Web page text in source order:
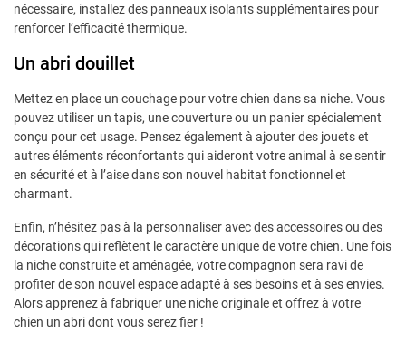
nécessaire, installez des panneaux isolants supplémentaires pour
renforcer l’efficacité thermique.
Un abri douillet
Mettez en place un couchage pour votre chien dans sa niche. Vous
pouvez utiliser un tapis, une couverture ou un panier spécialement
conçu pour cet usage. Pensez également à ajouter des jouets et
autres éléments réconfortants qui aideront votre animal à se sentir
en sécurité et à l’aise dans son nouvel habitat fonctionnel et
charmant.
Enfin, n’hésitez pas à la personnaliser avec des accessoires ou des
décorations qui reflètent le caractère unique de votre chien. Une fois
la niche construite et aménagée, votre compagnon sera ravi de
profiter de son nouvel espace adapté à ses besoins et à ses envies.
Alors apprenez à fabriquer une niche originale et offrez à votre
chien un abri dont vous serez fier !